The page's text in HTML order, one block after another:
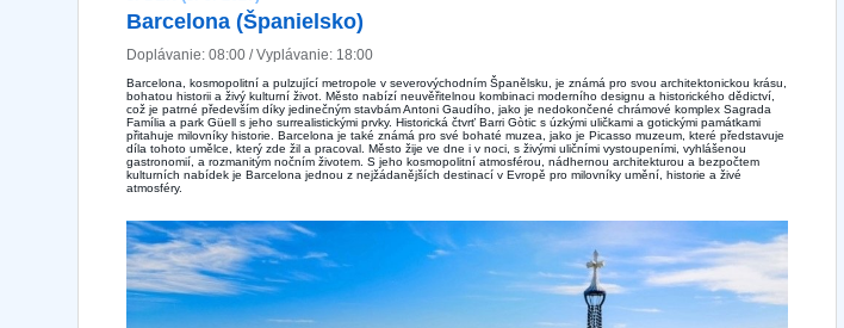
Barcelona ​​(Španielsko)
Doplávanie: 08:00 / Vyplávanie: 18:00
Barcelona, kosmopolitní a pulzující metropole v severovýchodním Španělsku, je známá pro svou architektonickou krásu,
bohatou historii a živý kulturní život. Město nabízí neuvěřitelnou kombinaci moderního designu a historického dědictví,
což je patrné především díky jedinečným stavbám Antoni Gaudího, jako je nedokončené chrámové komplex Sagrada
Família a park Güell s jeho surrealistickými prvky. Historická čtvrť Barri Gòtic s úzkými uličkami a gotickými památkami
přitahuje milovníky historie. Barcelona je také známá pro své bohaté muzea, jako je Picasso muzeum, které představuje
díla tohoto umělce, který zde žil a pracoval. Město žije ve dne i v noci, s živými uličními vystoupeními, vyhlášenou
gastronomií, a rozmanitým nočním životem. S jeho kosmopolitní atmosférou, nádhernou architekturou a bezpočtem
kulturních nabídek je Barcelona jednou z nejžádanějších destinací v Evropě pro milovníky umění, historie a živé
atmosféry.